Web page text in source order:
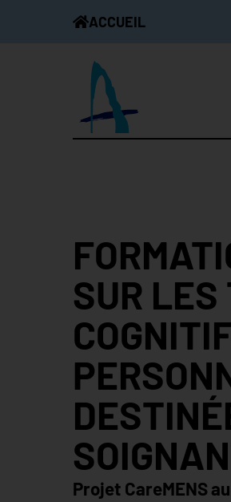
ACCUEIL
SUR LES
Projet CareMENS